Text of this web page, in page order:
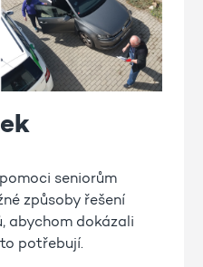
seniorům
způsoby řešení
abychom dokázali
potřebují.